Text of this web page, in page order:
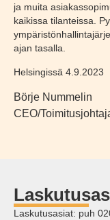
ja muita
kaikissa tilanteissa.
ajan tasalla.
Helsingissä 4.9.2023
Börje Nummelin
CEO/
Laskutusasiat: puh